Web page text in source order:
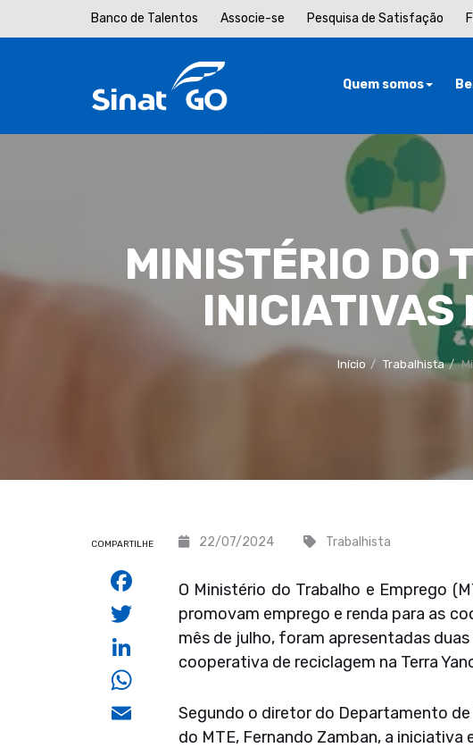
Banco de Talentos Associe-se Pesquisa de Satisfação
Quem somos
MINISTÉRIO DO
INICIATIVAS
Início Trabalhista
22/07/2024 Trabalhista
O Ministério do Trabalho e Emprego
promovam emprego e renda para as
mês de julho, foram apresentadas
cooperativa de reciclagem na Terra
Segundo o diretor do Departamento de
do MTE, Fernando Zamban, a
COMPARTILHE
Facebook
Twitter
LinkedIn
WhatsApp
Email